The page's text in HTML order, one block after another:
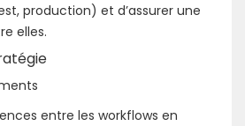
production) et d’assurer une
elles.
entre les workflows en